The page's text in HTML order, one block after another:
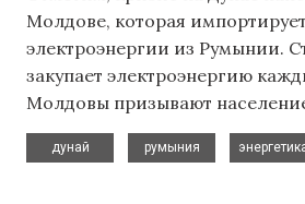
Молдове, которая
электроэнергии из Румынии.
закупает электроэнергию
Молдовы призывают
дунай
румыния